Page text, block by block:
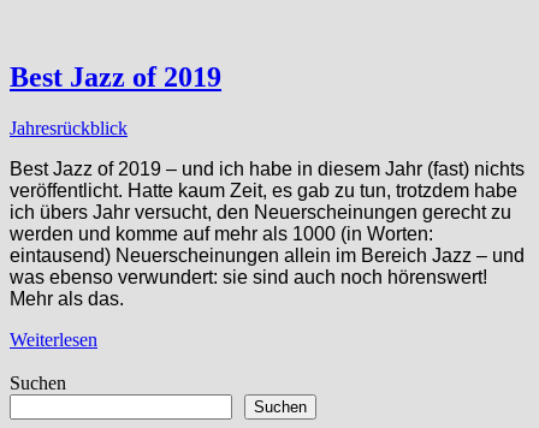
Best Jazz of 2019
Jahresrückblick
Best Jazz of 2019 – und ich habe in diesem Jahr (fast) nichts
veröffentlicht. Hatte kaum Zeit, es gab zu tun, trotzdem habe
ich übers Jahr versucht, den Neuerscheinungen gerecht zu
werden und komme auf mehr als 1000 (in Worten:
eintausend) Neuerscheinungen allein im Bereich Jazz – und
was ebenso verwundert: sie sind auch noch hörenswert!
Mehr als das.
Weiterlesen
Suchen
Suchen